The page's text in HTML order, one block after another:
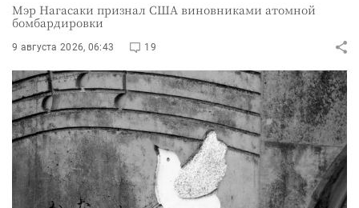
Мэр Нагасаки признал США виновниками атомной
бомбардировки
9 августа 2026, 06:43 19